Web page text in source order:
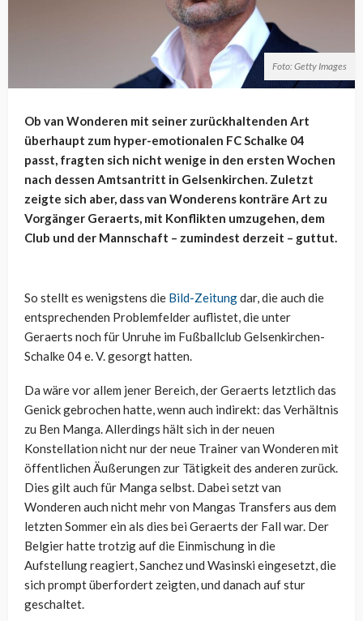
Foto: Getty Images
Ob van Wonderen mit seiner zurückhaltenden Art
überhaupt zum hyper-emotionalen FC Schalke 04
passt, fragten sich nicht wenige in den ersten Wochen
nach dessen Amtsantritt in Gelsenkirchen. Zuletzt
zeigte sich aber, dass van Wonderens konträre Art zu
Vorgänger Geraerts, mit Konflikten umzugehen, dem
Club und der Mannschaft – zumindest derzeit – guttut.
So stellt es wenigstens die Bild-Zeitungdar, die auch die
entsprechenden Problemfelder auflistet, die unter
Geraerts noch für Unruhe im Fußballclub Gelsenkirchen-
Schalke 04 e. V. gesorgt hatten.
Da wäre vor allem jener Bereich, der Geraerts letztlich das
Genick gebrochen hatte, wenn auch indirekt: das Verhältnis
zu Ben Manga. Allerdings hält sich in der neuen
Konstellation nicht nur der neue Trainer van Wonderen mit
öffentlichen Äußerungen zur Tätigkeit des anderen zurück.
Dies gilt auch für Manga selbst. Dabei setzt van
Wonderen auch nicht mehr von Mangas Transfers aus dem
letzten Sommer ein als dies bei Geraerts der Fall war. Der
Belgier hatte trotzig auf die Einmischung in die
Aufstellung reagiert, Sanchez und Wasinski eingesetzt, die
sich prompt überfordert zeigten, und danach auf stur
geschaltet.